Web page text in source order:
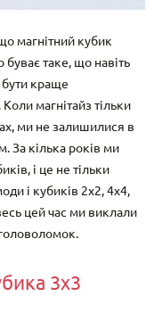
магнітний кубик
буває таке, що навіть
краще
магнітайз тільки
ми не залишилися в
За кілька років ми
і це не тільки
і кубиків 2х2, 4х4,
цей час ми виклали
3х3